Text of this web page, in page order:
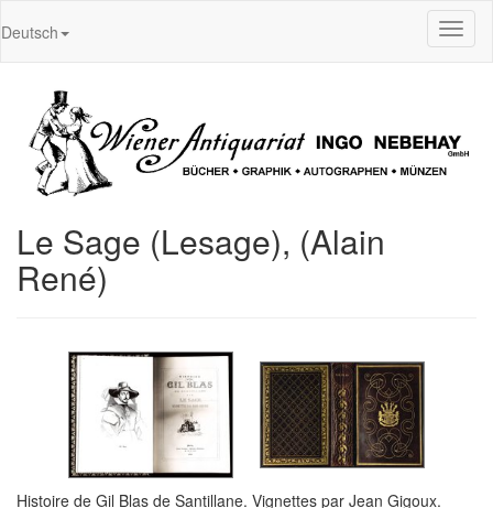
Deutsch
Le Sage (Lesage), (Alain
René)
Histoire de Gil Blas de Santillane. Vignettes par Jean Gigoux.